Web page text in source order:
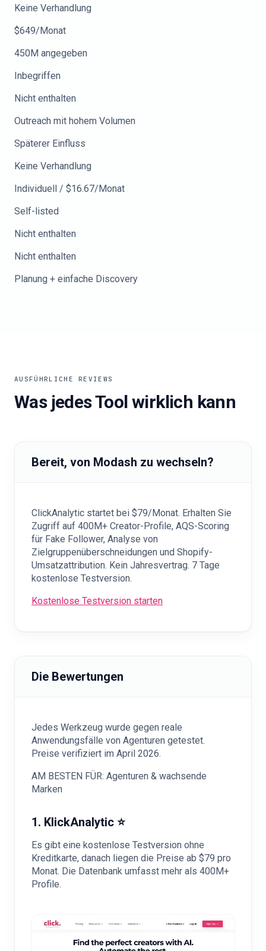
Keine Verhandlung
$649/Monat
450M angegeben
Inbegriffen
Nicht enthalten
Outreach mit hohem Volumen
Späterer Einfluss
Keine Verhandlung
Individuell / $16.67/Monat
Self-listed
Nicht enthalten
Nicht enthalten
Planung + einfache Discovery
AUSFÜHRLICHE REVIEWS
Was jedes Tool wirklich kann
Bereit, von Modash zu wechseln?
ClickAnalytic startet bei $79/Monat. Erhalten Sie
Zugriff auf 400M+ Creator-Profile, AQS-Scoring
für Fake Follower, Analyse von
Zielgruppenüberschneidungen und Shopify-
Umsatzattribution. Kein Jahresvertrag. 7 Tage
kostenlose Testversion.
Kostenlose Testversion starten
Die Bewertungen
Jedes Werkzeug wurde gegen reale
Anwendungsfälle von Agenturen getestet.
Preise verifiziert im April 2026.
AM BESTEN FÜR: Agenturen & wachsende
Marken
1. KlickAnalytic ⭐
Es gibt eine kostenlose Testversion ohne
Kreditkarte, danach liegen die Preise ab $79 pro
Monat. Die Datenbank umfasst mehr als 400M+
Profile.